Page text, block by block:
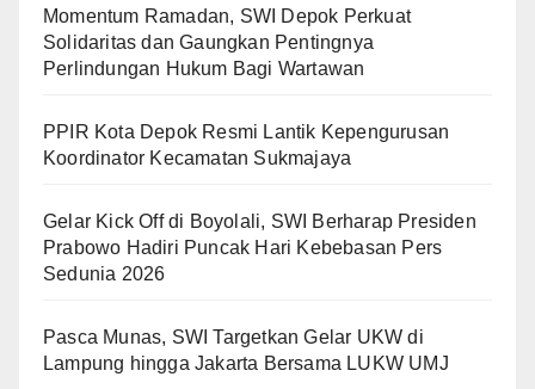
Momentum Ramadan, SWI Depok Perkuat
Solidaritas dan Gaungkan Pentingnya
Perlindungan Hukum Bagi Wartawan
PPIR Kota Depok Resmi Lantik Kepengurusan
Koordinator Kecamatan Sukmajaya
Gelar Kick Off di Boyolali, SWI Berharap Presiden
Prabowo Hadiri Puncak Hari Kebebasan Pers
Sedunia 2026
Pasca Munas, SWI Targetkan Gelar UKW di
Lampung hingga Jakarta Bersama LUKW UMJ